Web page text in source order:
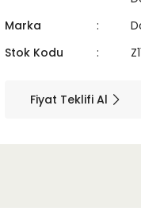
Marka
Stok Kodu
Fiyat Teklifi Al